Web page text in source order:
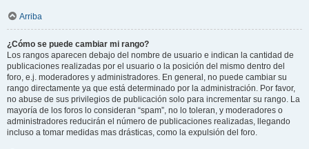
Arriba
¿Cómo se puede cambiar mi rango?
Los rangos aparecen debajo del nombre de usuario e indican la cantidad de
publicaciones realizadas por el usuario o la posición del mismo dentro del
foro, e.j. moderadores y administradores. En general, no puede cambiar su
rango directamente ya que está determinado por la administración. Por favor,
no abuse de sus privilegios de publicación solo para incrementar su rango. La
mayoría de los foros lo consideran “spam”, no lo toleran, y moderadores o
administradores reducirán el número de publicaciones realizadas, llegando
incluso a tomar medidas mas drásticas, como la expulsión del foro.